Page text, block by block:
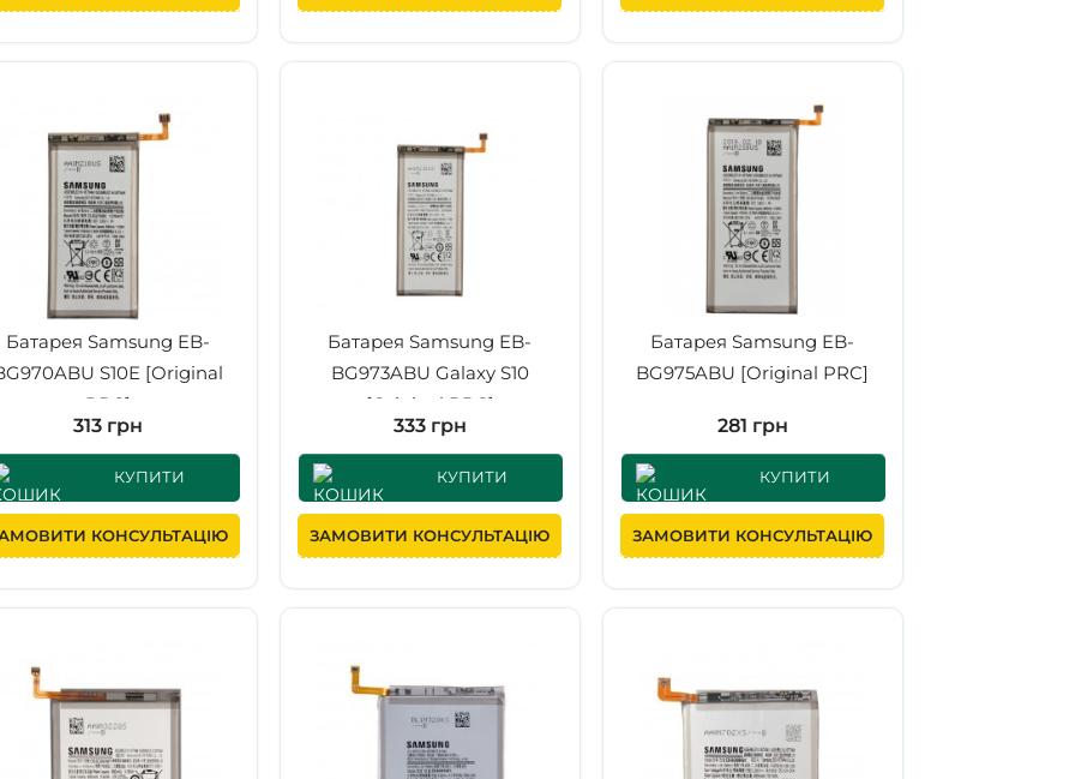
Батарея Samsung EB-
S10E [Original
PRC]
313 грн
КУПИТИ
КОНСУЛЬТАЦІЮ
Батарея Samsung EB-
BG973ABU Galaxy S10
[Original PRC]
333 грн
КУПИТИ
ЗАМОВИТИ КОНСУЛЬТАЦІЮ
Батарея Samsung EB-
BG975ABU [Original PRC]
281 грн
КУПИТИ
ЗАМОВИТИ КОНСУЛЬТАЦІЮ